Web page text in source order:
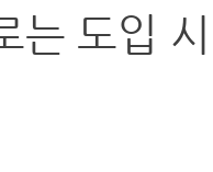
도입